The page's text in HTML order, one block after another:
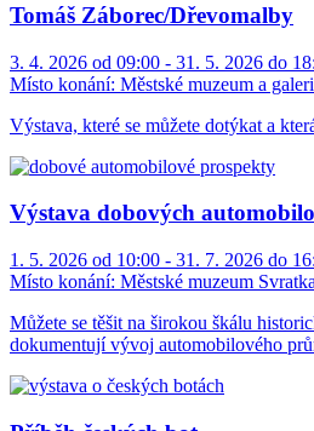
Tomáš Záborec/Dřevomalby
3. 4. 2026 od 09:00 - 31. 5. 2026 do
Místo konání: Městské muzeum a
Výstava, které se můžete dotýkat a
Výstava dobových
1. 5. 2026 od 10:00 - 31. 7. 2026 do
Místo konání: Městské muzeum
Můžete se těšit na širokou škálu
dokumentují vývoj automobilového